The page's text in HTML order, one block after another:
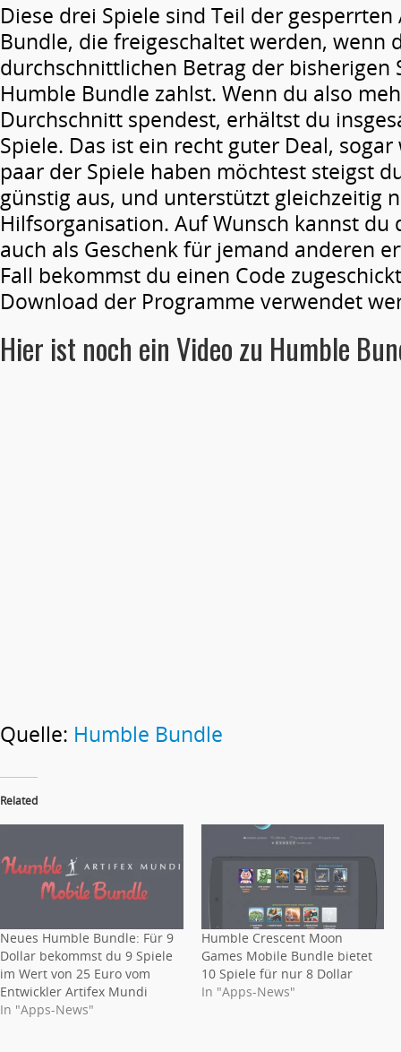
Diese drei Spiele sind Teil der
Bundle, die freigeschaltet werden, wenn
durchschnittlichen Betrag der bisherigen
Humble Bundle zahlst. Wenn du also
Durchschnitt spendest, erhältst du
Spiele. Das ist ein recht guter Deal,
paar der Spiele haben möchtest steigst
günstig aus, und unterstützt gleichzeitig
Hilfsorganisation. Auf Wunsch kannst du
auch als Geschenk für jemand anderen
Fall bekommst du einen Code
Download der Programme verwendet
Hier ist noch ein Video zu Humble
Quelle: Humble Bundle
Related
Neues Humble Bundle: Für 9
Dollar bekommst du 9 Spiele
im Wert von 25 Euro vom
Entwickler Artifex Mundi
In "Apps-News"
Humble Crescent Moon
Games Mobile Bundle bietet
10 Spiele für nur 8 Dollar
In "Apps-News"